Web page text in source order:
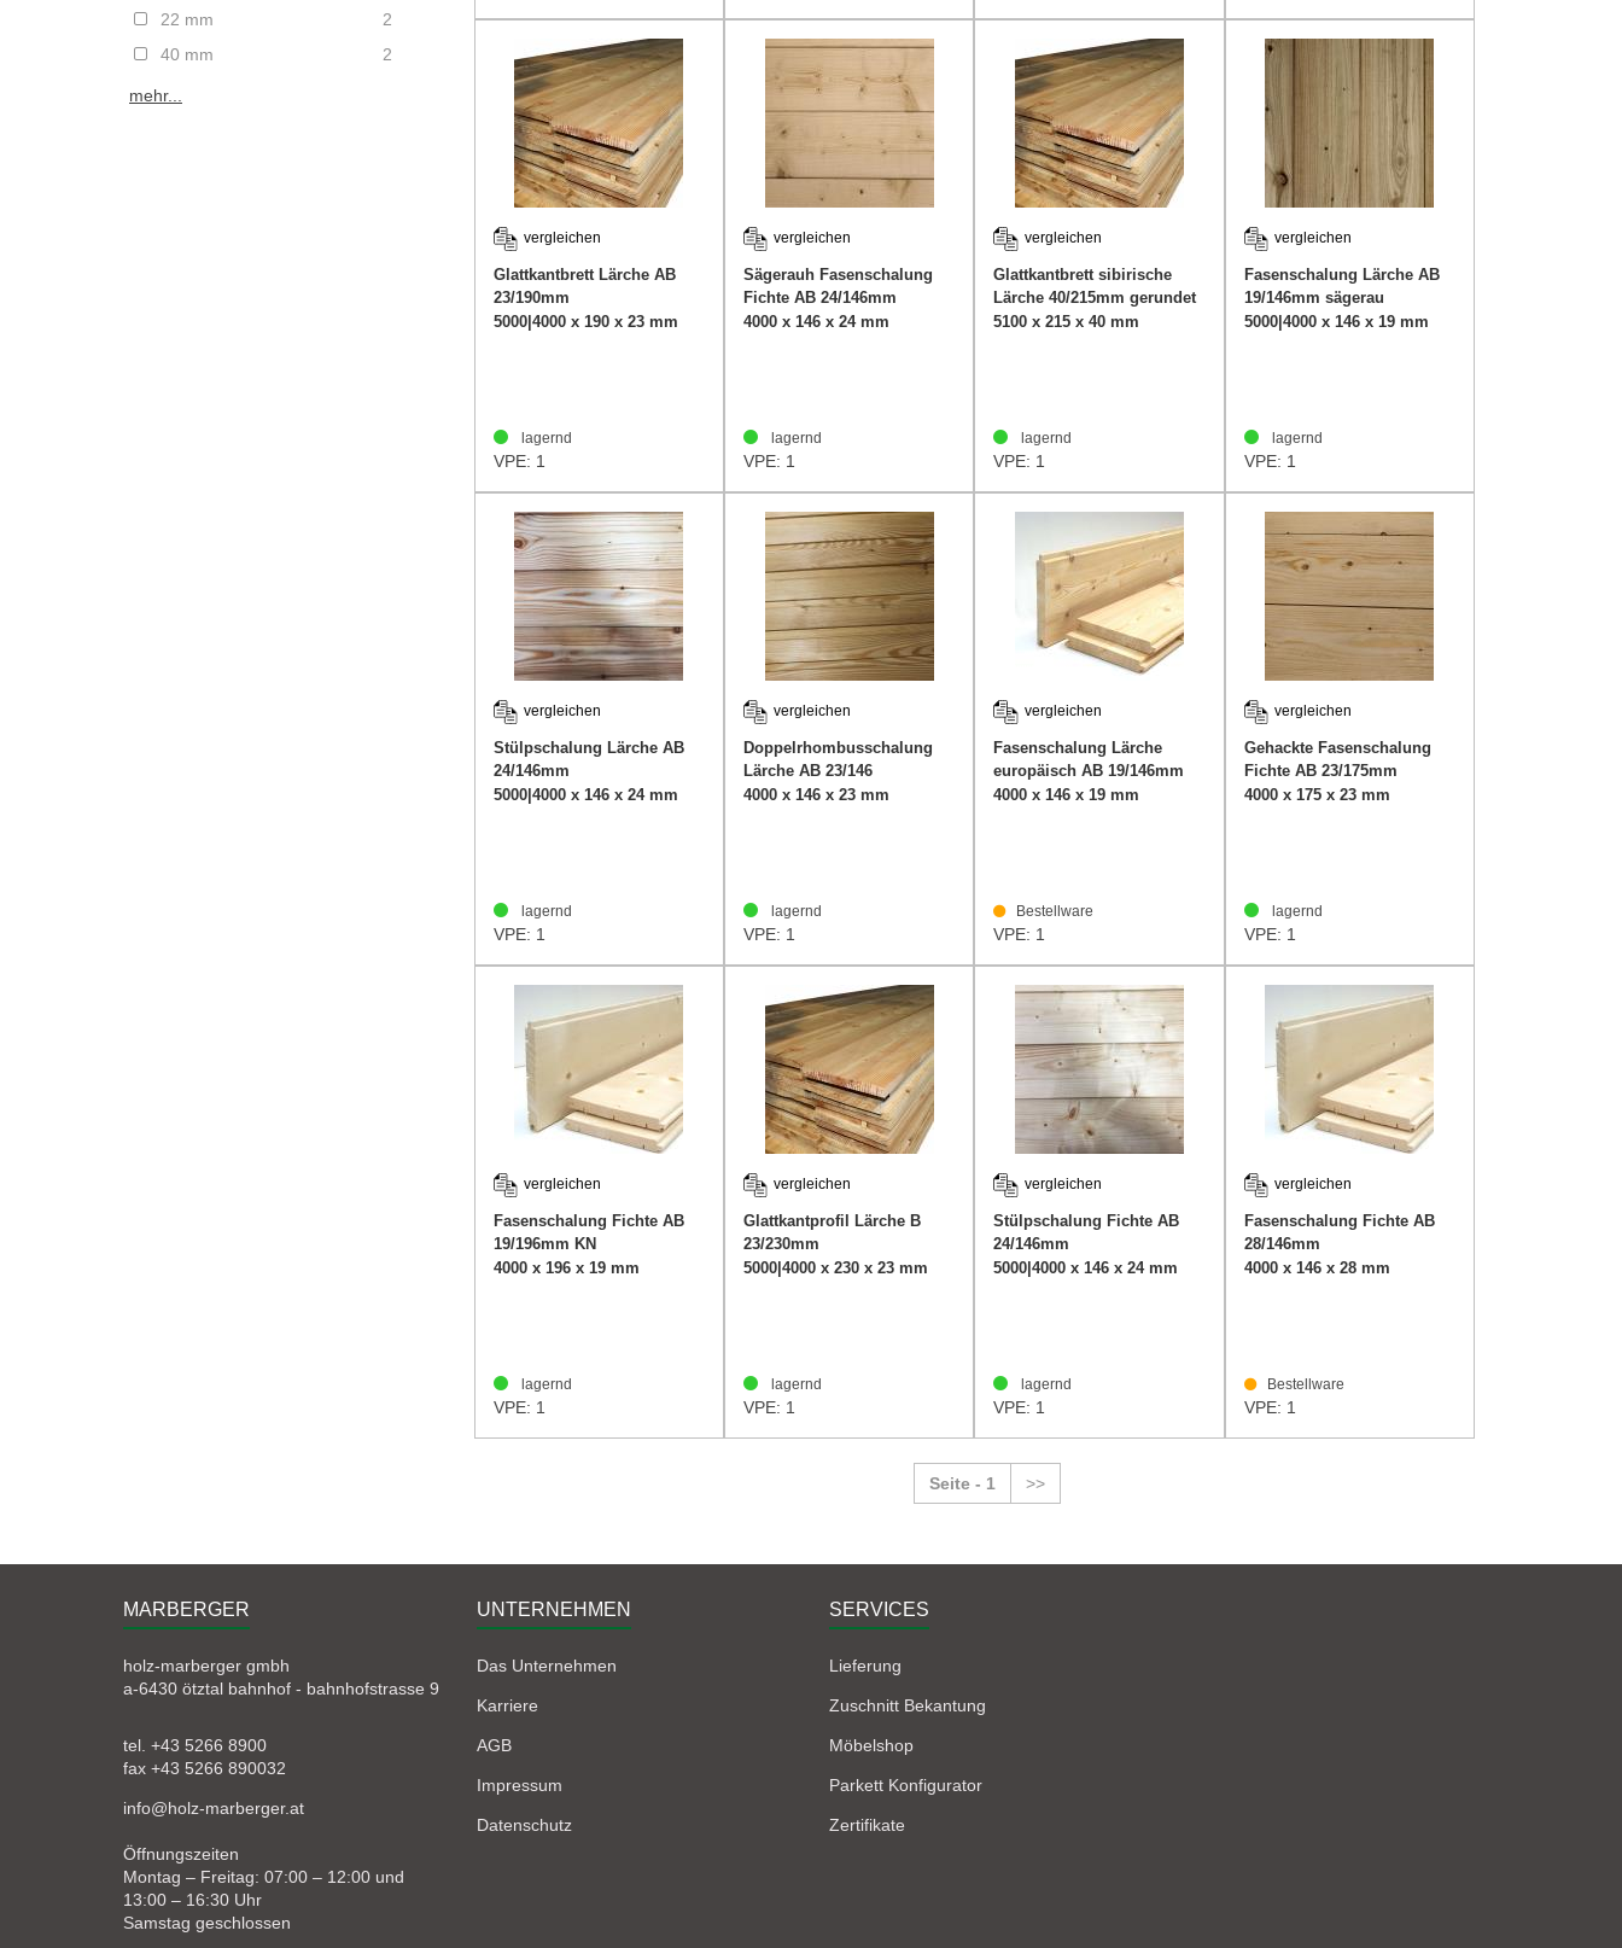
22 mm
2
40 mm
2
mehr...
vergleichen
Glattkantbrett Lärche AB
23/190mm
5000|4000 x 190 x 23 mm
lagernd
VPE: 1
vergleichen
Sägerauh Fasenschalung
Fichte AB 24/146mm
4000 x 146 x 24 mm
lagernd
VPE: 1
vergleichen
Glattkantbrett sibirische
Lärche 40/215mm gerundet
5100 x 215 x 40 mm
lagernd
VPE: 1
vergleichen
Fasenschalung Lärche AB
19/146mm sägerau
5000|4000 x 146 x 19 mm
lagernd
VPE: 1
vergleichen
Stülpschalung Lärche AB
24/146mm
5000|4000 x 146 x 24 mm
lagernd
VPE: 1
vergleichen
Doppelrhombusschalung
Lärche AB 23/146
4000 x 146 x 23 mm
lagernd
VPE: 1
vergleichen
Fasenschalung Lärche
europäisch AB 19/146mm
KN
4000 x 146 x 19 mm
Bestellware
VPE: 1
vergleichen
Gehackte Fasenschalung
Fichte AB 23/175mm
4000 x 175 x 23 mm
lagernd
VPE: 1
vergleichen
Fasenschalung Fichte AB
19/196mm KN
4000 x 196 x 19 mm
lagernd
VPE: 1
vergleichen
Glattkantprofil Lärche B
23/230mm
5000|4000 x 230 x 23 mm
lagernd
VPE: 1
vergleichen
Stülpschalung Fichte AB
24/146mm
5000|4000 x 146 x 24 mm
lagernd
VPE: 1
vergleichen
Fasenschalung Fichte AB
28/146mm
4000 x 146 x 28 mm
Bestellware
VPE: 1
Seite - 1 >>
MARBERGER
holz-marberger gmbh
a-6430 ötztal bahnhof - bahnhofstrasse 9
tel. +43 5266 8900
fax +43 5266 890032
info@holz-marberger.at
Öffnungszeiten
Montag – Freitag: 07:00 – 12:00 und
13:00 – 16:30 Uhr
Samstag geschlossen
UNTERNEHMEN
Das Unternehmen
Karriere
AGB
Impressum
Datenschutz
SERVICES
Lieferung
Zuschnitt Bekantung
Möbelshop
Parkett Konfigurator
Zertifikate